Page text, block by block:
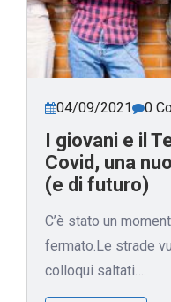
04/09/2021 0
I giovani e il
Covid, una
(e di futuro)
C’è stato un
fermato.Le strade
colloqui saltati….